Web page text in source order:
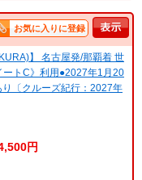
お気に入りに登録
】 名古屋発/那覇着 世
ートC》利用●2027年1月20
〔クルーズ紀行：2027年
円